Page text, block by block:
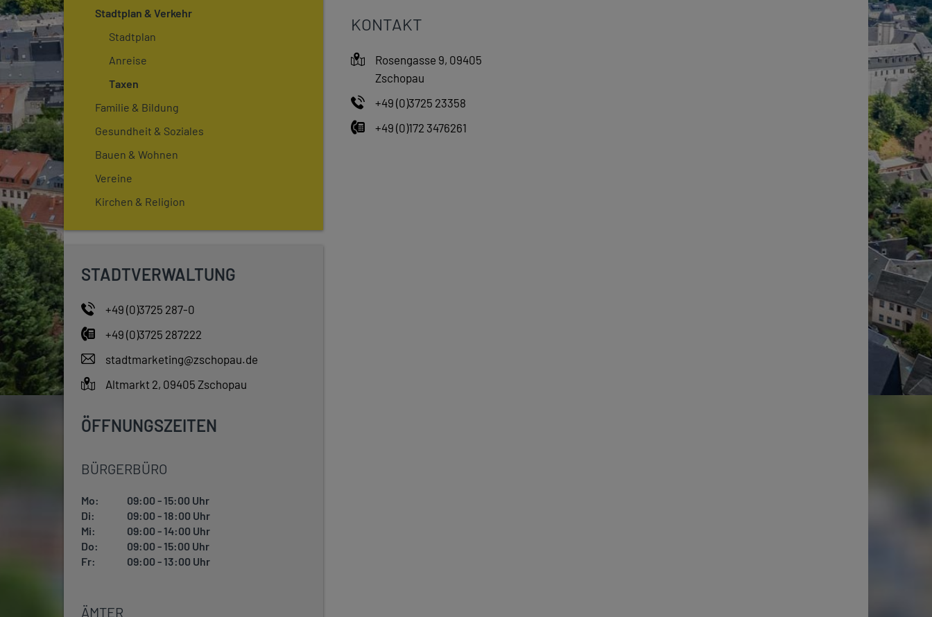
Stadtplan & Verkehr
Stadtplan
Anreise
Taxen
Familie & Bildung
Gesundheit & Soziales
Bauen & Wohnen
Vereine
Kirchen & Religion
STADTVERWALTUNG
+49 (0)3725 287-0
+49 (0)3725 287222
stadtmarketing@zschopau.de
Altmarkt 2, 09405 Zschopau
ÖFFNUNGSZEITEN
BÜRGERBÜRO
Mo:
09:00 - 15:00 Uhr
Di:
09:00 - 18:00 Uhr
Mi:
09:00 - 14:00 Uhr
Do:
09:00 - 15:00 Uhr
Fr:
09:00 - 13:00 Uhr
ÄMTER
KONTAKT
Rosengasse 9, 09405
Zschopau
+49 (0)3725 23358
+49 (0)172 3476261